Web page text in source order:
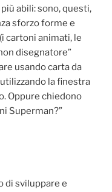
abili: sono, questi,
sforzo forme e
cartoni animati, le
disegnatore”
usando carta da
la finestra
Oppure chiedono
Superman?”
di sviluppare e